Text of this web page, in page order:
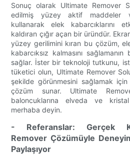
Sonuç olarak Ultimate Remover
edilmiş yüzey aktif maddeler ve
kullanarak elek kabarcıklarını
kaldıran çığır açan bir üründür.
yüzey gerilimini kıran bu çözüm,
kabarcıksız kalmasını
sağlar. İster bir teknoloji tutkunu,
tüketici olun, Ultimate Remover
şekilde görünmesini sağlamak
çözüm sunar. Ultimate
baloncuklarına elveda ve
merhaba deyin.
- Referanslar: Gerçek
Remover Çözümüyle
Paylaşıyor